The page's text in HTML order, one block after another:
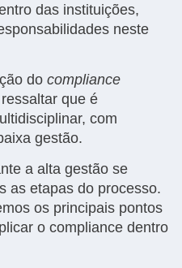
das instituições,
neste
do compliance
que é
com
gestão.
a alta gestão se
as etapas do processo.
os principais pontos
o compliance dentro